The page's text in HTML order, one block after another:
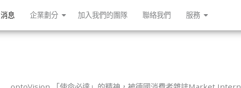
消息 企業劃分 加入我們的團隊 聯絡我們 服務